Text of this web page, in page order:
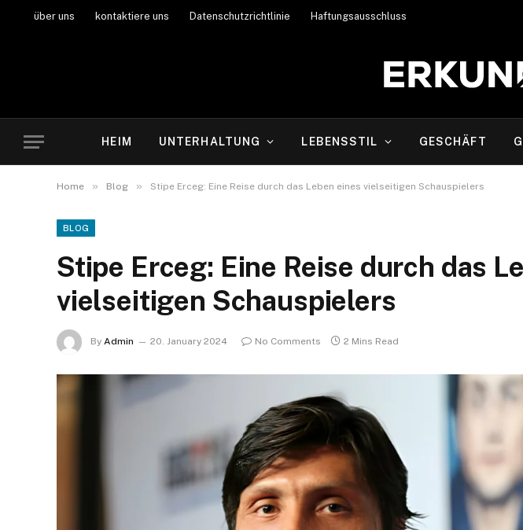
über uns kontaktiere uns Datenschutzrichtlinie Haftungsausschluss
HEIM UNTERHALTUNG LEBENSSTIL GESCHÄFT
Home » Blog » Stipe Erceg: Eine Reise durch das Leben eines vielseitigen Schauspielers
BLOG
Stipe Erceg: Eine Reise durch das
vielseitigen Schauspielers
By Admin 20. January 2024 No Comments 2 Mins Read